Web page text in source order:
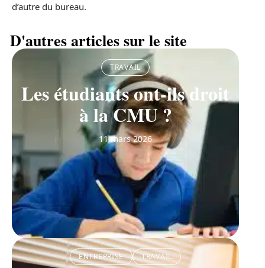
d’autre du bureau.
D'autres articles sur le site
TRAVAIL
Les étudiants ont-ils droit
à la CMU ?
11 mars 2026
ENTREPRISE TRAVAIL